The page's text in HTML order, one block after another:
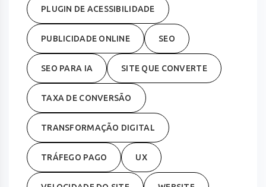
PLUGIN DE ACESSIBILIDADE
PUBLICIDADE ONLINE SEO
SEO PARA IA SITE QUE CONVERTE
TAXA DE CONVERSÃO
TRANSFORMAÇÃO DIGITAL
TRÁFEGO PAGO UX